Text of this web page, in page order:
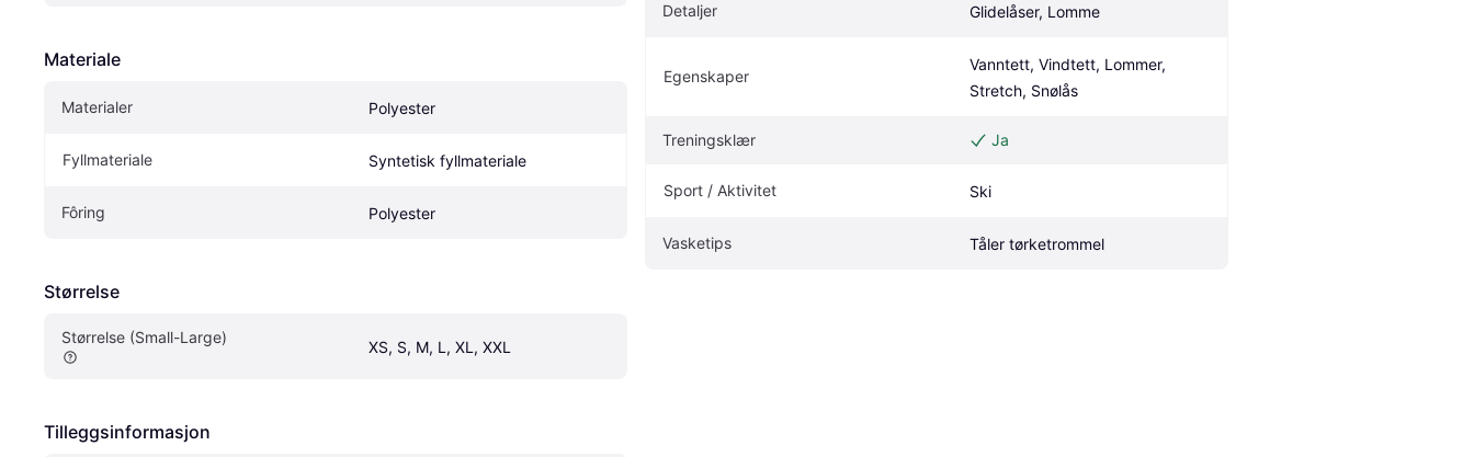
Materiale
Materialer Polyester
Fyllmateriale Syntetisk fyllmateriale
Fôring Polyester
Størrelse
Størrelse (Small-Large)
XS, S, M, L, XL, XXL
Tilleggsinformasjon
Detaljer Glidelåser, Lomme
Egenskaper
Vanntett, Vindtett, Lommer,
Stretch, Snølås
Treningsklær Ja
Sport / Aktivitet Ski
Vasketips Tåler tørketrommel